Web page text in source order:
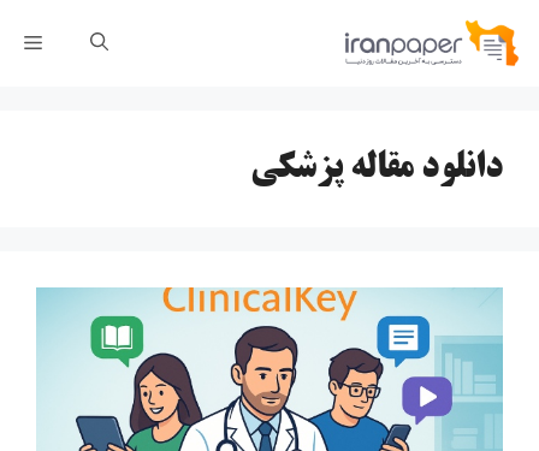
پرش
دانلود مقاله پزشکی